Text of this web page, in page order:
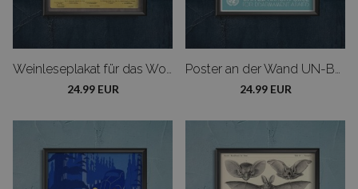
Weinleseplakat für das Wohnzimmer Feuerwehrmann im Retro-Stil
24.99 EUR
Poster an der Wand UN-Büro. Abrüstung Jorge Malo
24.99 EUR